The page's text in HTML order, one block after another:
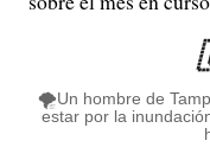
🌪️Un hombre de
estar por la